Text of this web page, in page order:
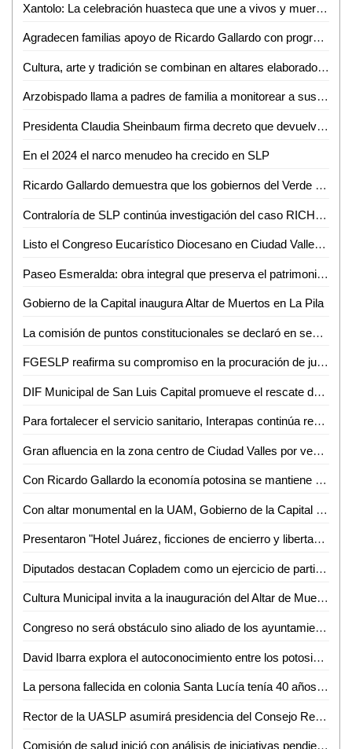
Xantolo: La celebración huasteca que une a vivos y muertos
Agradecen familias apoyo de Ricardo Gallardo con programa seguridad alimentaria
Cultura, arte y tradición se combinan en altares elaborados en la academia estatal de seguridad
Arzobispado llama a padres de familia a monitorear a sus hijos ante fiestas clandestinas
Presidenta Claudia Sheinbaum firma decreto que devuelve cfe y pemex al pueblo de México como empresas públicas del estado
En el 2024 el narco menudeo ha crecido en SLP
Ricardo Gallardo demuestra que los gobiernos del Verde dan resultados: Ignacio Segura
Contraloría de SLP continúa investigación del caso RICH; Gobierno mantiene apoyo a víctimas
Listo el Congreso Eucarístico Diocesano en Ciudad Valles para el 9 de noviembre
Paseo Esmeralda: obra integral que preserva el patrimonio y mejora la calidad de vida en SLP
Gobierno de la Capital inaugura Altar de Muertos en La Pila
La comisión de puntos constitucionales se declaró en sesión permanente: Dip. Carlos Arreola Mallol
FGESLP reafirma su compromiso en la procuración de justicia, mediante avances en investigaciones relacionadas a homicidios y feminicidios
DIF Municipal de San Luis Capital promueve el rescate de tradiciones mexicanas en los Clubes de Adultos Mayores
Para fortalecer el servicio sanitario, Interapas continúa renovando líneas de drenaje en la Zona Metropolitana
Gran afluencia en la zona centro de Ciudad Valles por ventas de Xantolo
Con Ricardo Gallardo la economía potosina se mantiene en constante ascenso
Con altar monumental en la UAM, Gobierno de la Capital fomenta tradiciones mexicanas
Presentaron "Hotel Juárez, ficciones de encierro y libertad" en el CEARTSLP
Diputados destacan Copladem como un ejercicio de participación ciudadana para construcción de políticas públicas democráticas
Cultura Municipal invita a la inauguración del Altar de Muertos Monumental en Honor a Ignacio López Tarso
Congreso no será obstáculo sino aliado de los ayuntamientos para una recaudación eficiente que se traduzca en acciones a favor de la comunidad
David Ibarra explora el autoconocimiento entre los potosinos en taller de salud mental
La persona fallecida en colonia Santa Lucía tenía 40 años de edad; autoridades investigan la causa de su muerte
Rector de la UASLP asumirá presidencia del Consejo Regional Noreste de ANUIES para el periodo 2025-2028
Comisión de salud inició con análisis de iniciativas pendientes de dictaminar, entre ellas la ley de protección para las personas cuidadoras